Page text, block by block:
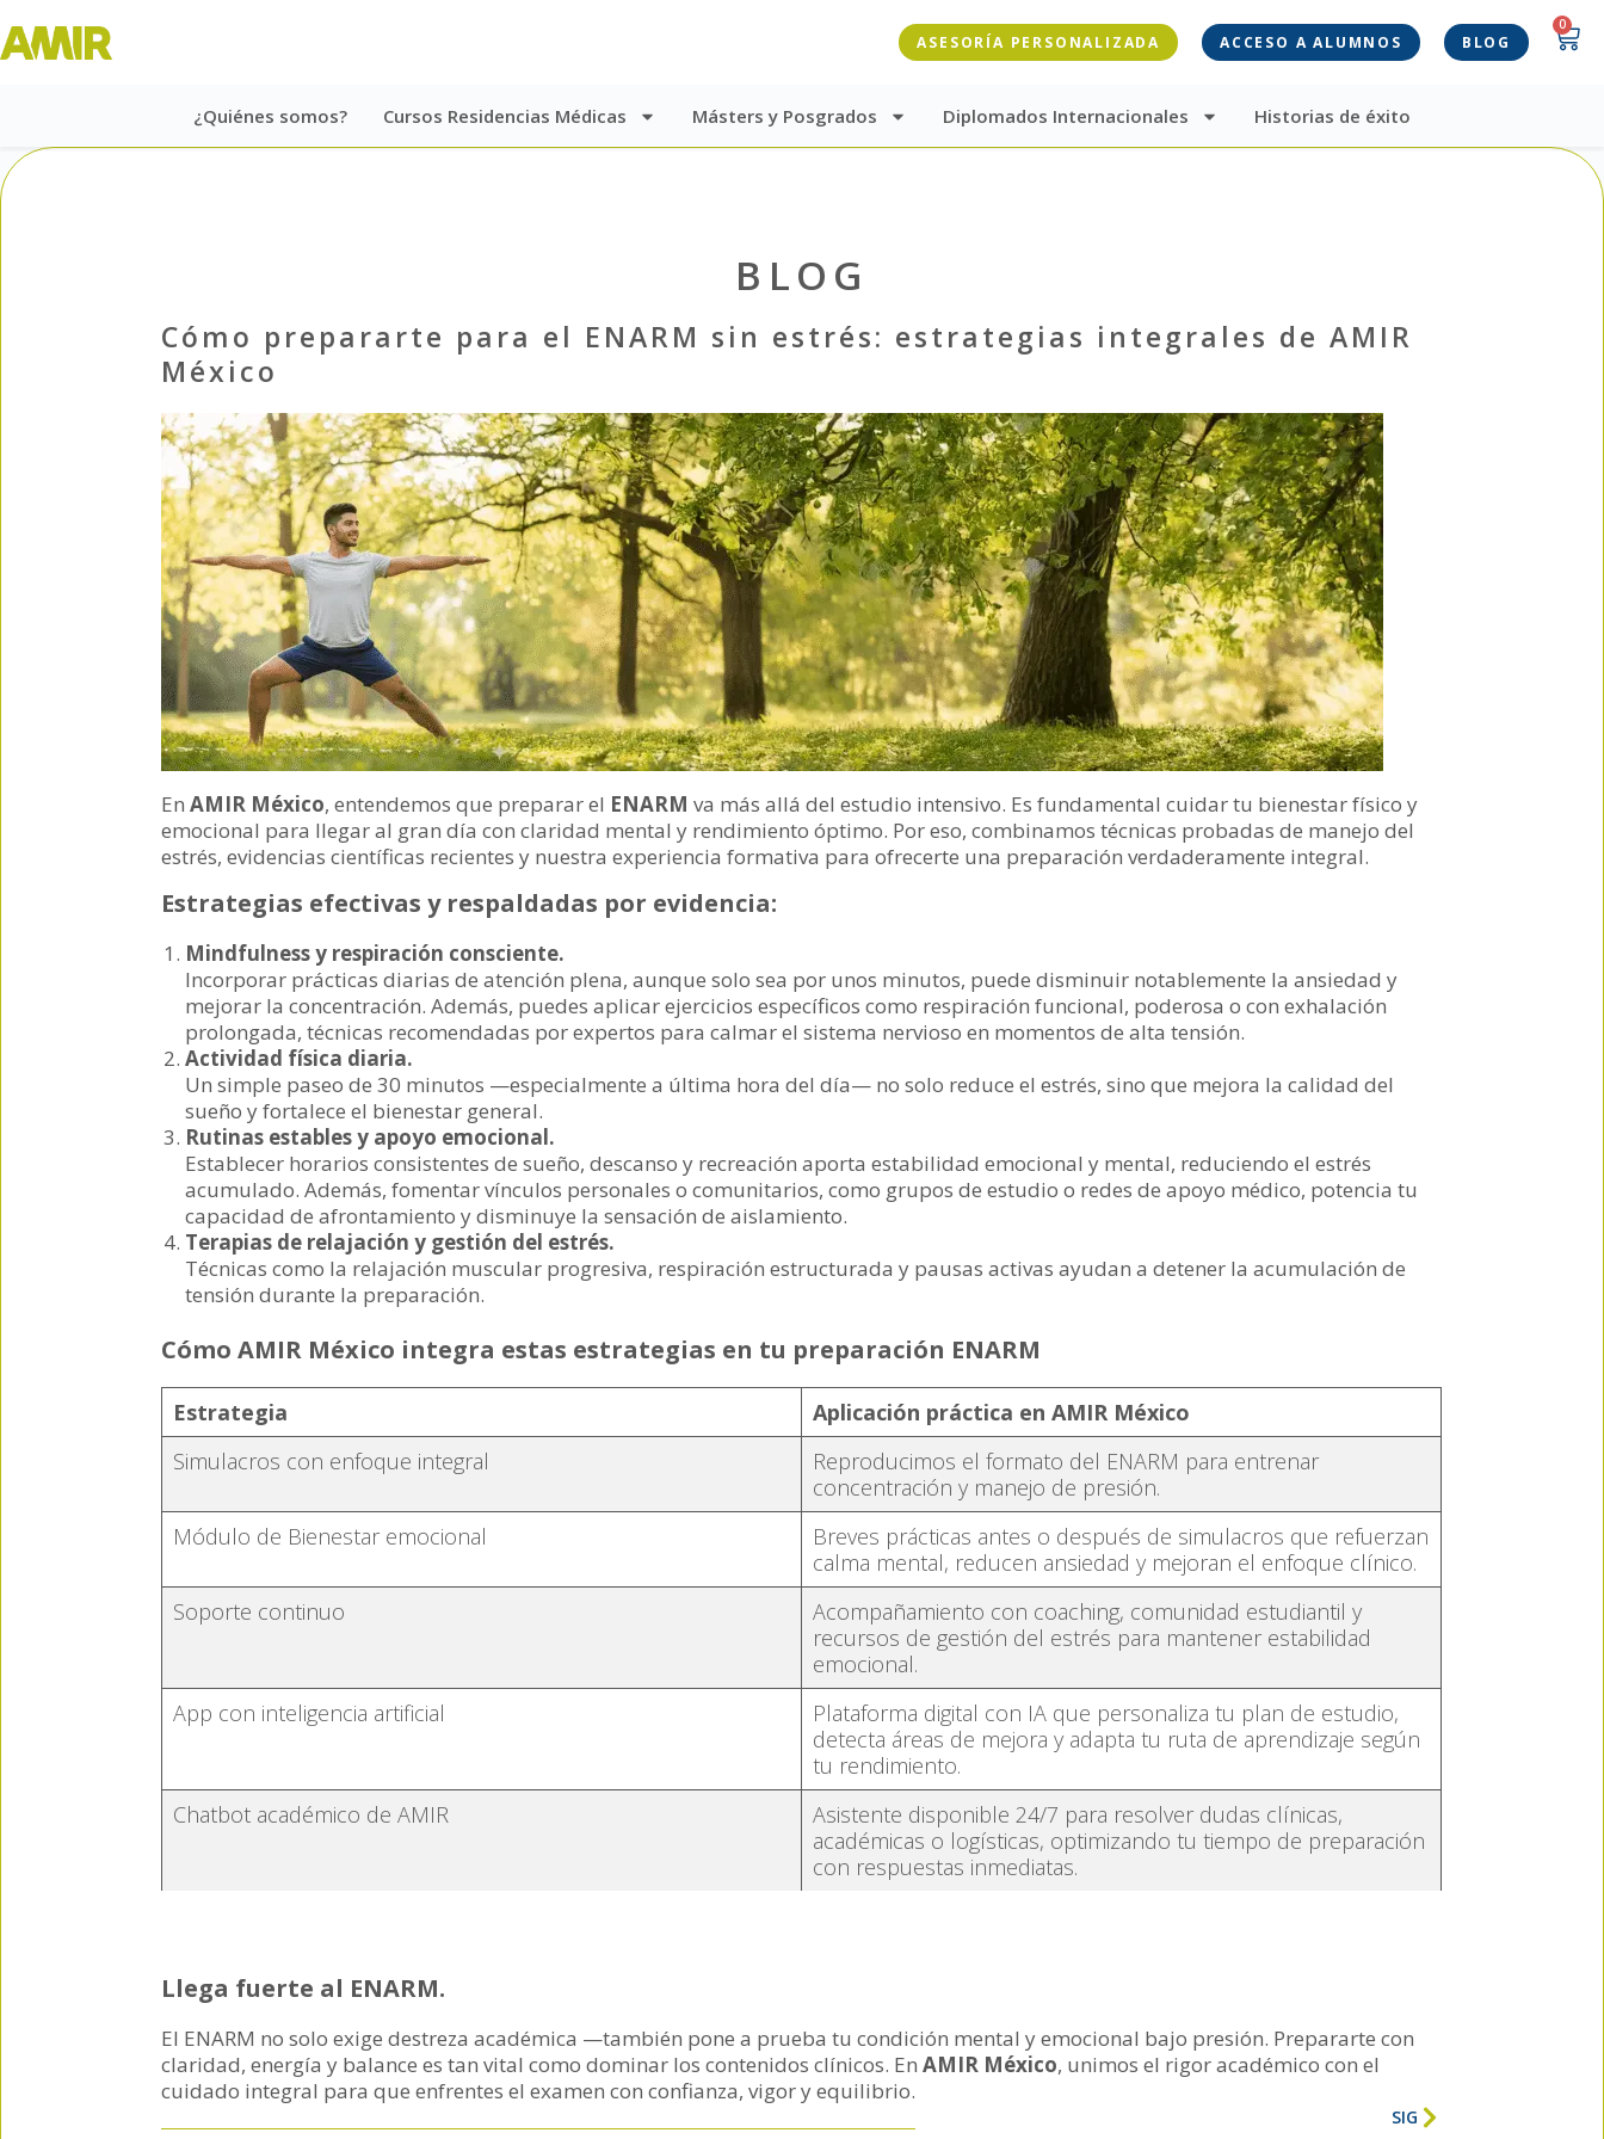
ASESORÍA PERSONALIZADA ACCESO A ALUMNOS BLOG
0
¿Quiénes somos? Cursos Residencias Médicas Másters y Posgrados Diplomados Internacionales Historias de éxito
BLOG
Cómo prepararte para el ENARM sin estrés: estrategias integrales de AMIR
México
EnAMIR México, entendemos que preparar el ENARMva más allá del estudio intensivo. Es fundamental cuidar tu bienestar físico y
emocional para llegar al gran día con claridad mental y rendimiento óptimo. Por eso, combinamos técnicas probadas de manejo del
estrés, evidencias científicas recientes y nuestra experiencia formativa para ofrecerte una preparación verdaderamente integral.
Estrategias efectivas y respaldadas por evidencia:
Mindfulness y respiración consciente.
Incorporar prácticas diarias de atención plena, aunque solo sea por unos minutos, puede disminuir notablemente la ansiedad y
mejorar la concentración. Además, puedes aplicar ejercicios específicos como respiración funcional, poderosa o con exhalación
prolongada, técnicas recomendadas por expertos para calmar el sistema nervioso en momentos de alta tensión.
Actividad física diaria.
Un simple paseo de 30 minutos —especialmente a última hora del día— no solo reduce el estrés, sino que mejora la calidad del
sueño y fortalece el bienestar general.
Rutinas estables y apoyo emocional.
Establecer horarios consistentes de sueño, descanso y recreación aporta estabilidad emocional y mental, reduciendo el estrés
acumulado. Además, fomentar vínculos personales o comunitarios, como grupos de estudio o redes de apoyo médico, potencia tu
capacidad de afrontamiento y disminuye la sensación de aislamiento.
Terapias de relajación y gestión del estrés.
Técnicas como la relajación muscular progresiva, respiración estructurada y pausas activas ayudan a detener la acumulación de
tensión durante la preparación.
Cómo AMIR México integra estas estrategias en tu preparación ENARM
Estrategia
Aplicación práctica en AMIR México
Simulacros con enfoque integral
Reproducimos el formato del ENARM para entrenar
concentración y manejo de presión.
Módulo de Bienestar emocional
Breves prácticas antes o después de simulacros que refuerzan
calma mental, reducen ansiedad y mejoran el enfoque clínico.
Soporte continuo
Acompañamiento con coaching, comunidad estudiantil y
recursos de gestión del estrés para mantener estabilidad
emocional.
App con inteligencia artificial
Plataforma digital con IA que personaliza tu plan de estudio,
detecta áreas de mejora y adapta tu ruta de aprendizaje según
tu rendimiento.
Chatbot académico de AMIR
Asistente disponible 24/7 para resolver dudas clínicas,
académicas o logísticas, optimizando tu tiempo de preparación
con respuestas inmediatas.
Llega fuerte al ENARM.
El ENARM no solo exige destreza académica —también pone a prueba tu condición mental y emocional bajo presión. Prepararte con
claridad, energía y balance es tan vital como dominar los contenidos clínicos. EnAMIR México, unimos el rigor académico con el
cuidado integral para que enfrentes el examen con confianza, vigor y equilibrio.
SIG